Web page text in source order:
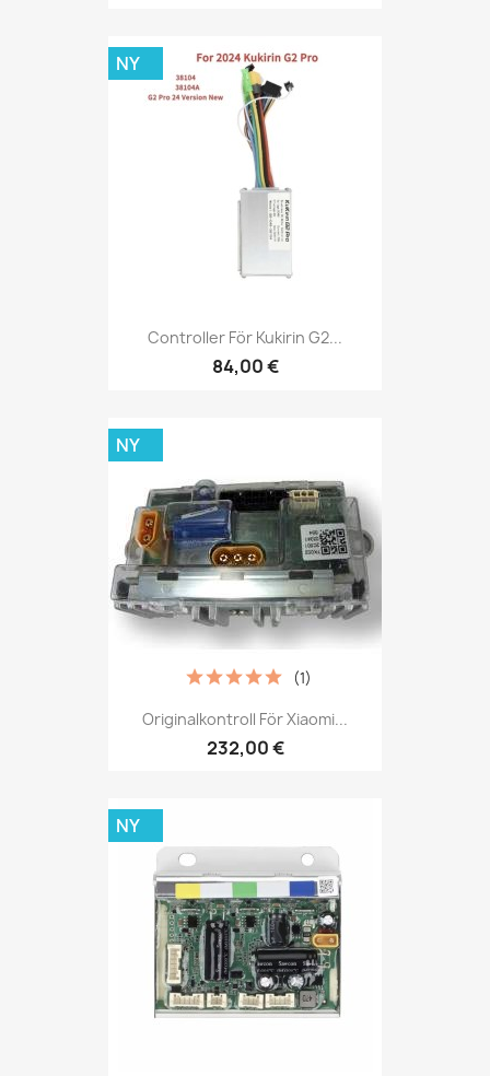
Controller För Kukirin G2...
84,00 €
NY
Originalkontroll För Xiaomi...
232,00 €
(1)
NY
NY